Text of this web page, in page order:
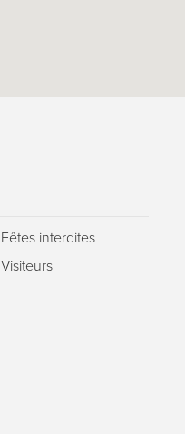
Fêtes interdites
Visiteurs